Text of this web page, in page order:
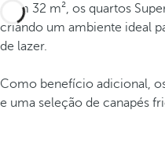
Com 32 m², os quartos
criando um ambiente ideal
de lazer.
Como benefício adicional,
e uma seleção de canapés